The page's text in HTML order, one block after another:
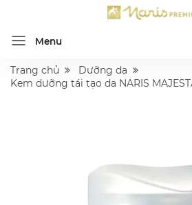
Menu
Trang chủ
Dưỡng da
Kem dưỡng tái tạo da NARIS